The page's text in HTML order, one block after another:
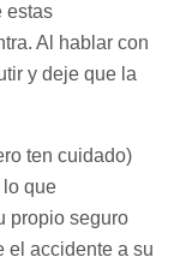
estas
Al hablar con
y deje que la
ten cuidado)
lo que
propio seguro
el accidente a su